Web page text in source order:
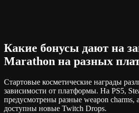
Какие бонусы дают на
Marathon на разных
Стартовые косметические награды
зависимости от платформы. На PS5,
предусмотрены разные weapon charms,
доступны новые Twitch Drops.